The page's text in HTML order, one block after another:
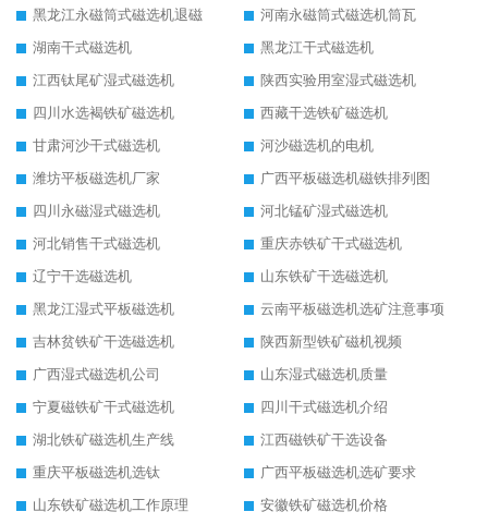
黑龙江永磁筒式磁选机退磁
河南永磁筒式磁选机筒瓦
湖南干式磁选机
黑龙江干式磁选机
江西钛尾矿湿式磁选机
陕西实验用室湿式磁选机
四川水选褐铁矿磁选机
西藏干选铁矿磁选机
甘肃河沙干式磁选机
河沙磁选机的电机
潍坊平板磁选机厂家
广西平板磁选机磁铁排列图
四川永磁湿式磁选机
河北锰矿湿式磁选机
河北销售干式磁选机
重庆赤铁矿干式磁选机
辽宁干选磁选机
山东铁矿干选磁选机
黑龙江湿式平板磁选机
云南平板磁选机选矿注意事项
吉林贫铁矿干选磁选机
陕西新型铁矿磁机视频
广西湿式磁选机公司
山东湿式磁选机质量
宁夏磁铁矿干式磁选机
四川干式磁选机介绍
湖北铁矿磁选机生产线
江西磁铁矿干选设备
重庆平板磁选机选钛
广西平板磁选机选矿要求
山东铁矿磁选机工作原理
安徽铁矿磁选机价格